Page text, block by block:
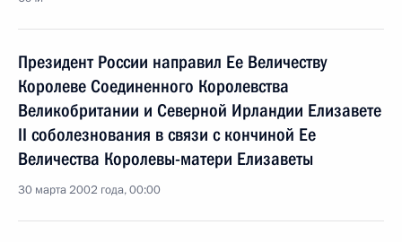
Президент России направил Ее Величеству
Королеве Соединенного Королевства
Великобритании и Северной Ирландии Елизавете
II соболезнования в связи с кончиной Ее
Величества Королевы-матери Елизаветы
30 марта 2002 года, 00:00